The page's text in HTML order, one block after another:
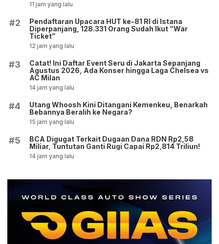
11 jam yang lalu
#2
Pendaftaran Upacara HUT ke-81 RI di Istana
Diperpanjang, 128.331 Orang Sudah Ikut “War
Ticket”
12 jam yang lalu
#3
Catat! Ini Daftar Event Seru di Jakarta Sepanjang
Agustus 2026, Ada Konser hingga Laga Chelsea vs
AC Milan
14 jam yang lalu
#4
Utang Whoosh Kini Ditangani Kemenkeu, Benarkah
Bebannya Beralih ke Negara?
15 jam yang lalu
#5
BCA Digugat Terkait Dugaan Dana RDN Rp2,58
Miliar, Tuntutan Ganti Rugi Capai Rp2,814 Triliun!
14 jam yang lalu